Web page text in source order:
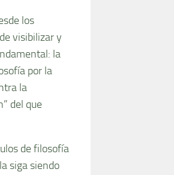
los
visibilizar y
la
por la
la
del que
de filosofía
siga siendo